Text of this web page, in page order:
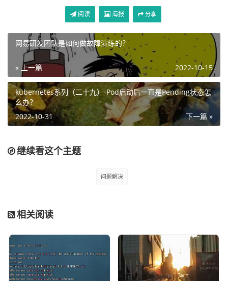
5分钟就够了
一场正规的面试，从开始到结束，需要45分钟到1小时。但
你真的以为，面试官需要45分钟才能决定是否让你通过吗？
可能5分钟就够了。
1分钟看人，大概判断性格类型。
3分钟交流下对某个问题的看法，基本上可以知道你的表达
能力和思维逻辑。
阅读 海报 分享
网易研发团队是如何做故障演练的？
« 上一篇 2022-10-15
kubernetes系列（二十九）-Pod启动后一直是Pending状态怎
么办？
下一篇 »
2022-10-31
继续看这个主题
问题解决
相关阅读